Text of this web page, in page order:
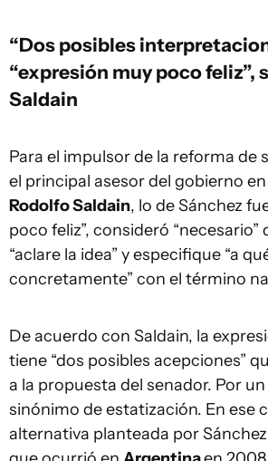
“Dos posibles
“expresión muy poco feliz”,
Saldain
Para el impulsor de la reforma de
el principal asesor del gobierno
Rodolfo Saldain, lo de Sánchez
poco feliz”, consideró “necesario”
“aclare la idea” y especifique “a
concretamente” con el término
De acuerdo con Saldain, la
tiene “dos posibles acepciones”
a la propuesta del senador. Por
sinónimo de estatización. En ese
alternativa planteada por